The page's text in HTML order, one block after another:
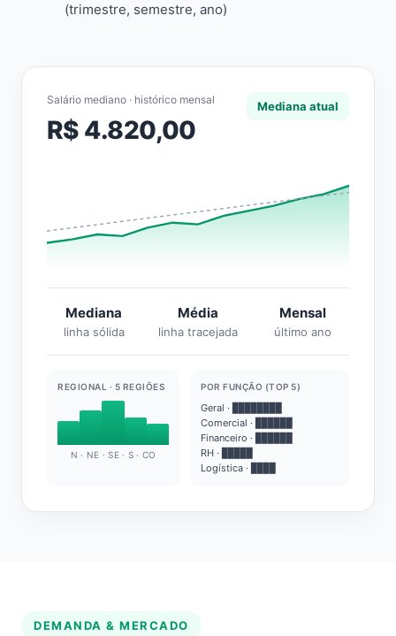
(trimestre, semestre, ano)
Salário mediano · histórico mensal
R$ 4.820,00
Mediana atual
Mediana
linha sólida
Média
linha tracejada
Mensal
último ano
REGIONAL · 5 REGIÕES
N · NE · SE · S · CO
POR FUNÇÃO (TOP 5)
Geral · ████████
Comercial · ██████
Financeiro · ██████
RH · █████
Logística · ████
DEMANDA & MERCADO